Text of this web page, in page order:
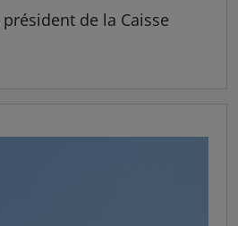
de la Caisse